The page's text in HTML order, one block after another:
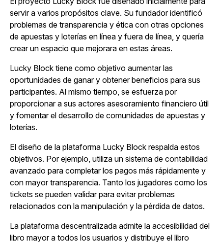
servir a varios propósitos clave. Su fundador identificó
problemas de transparencia y ética con otras opciones
de apuestas y loterías en línea y fuera de línea, y quería
crear un espacio que mejorara en estas áreas.
Lucky Block tiene como objetivo aumentar las
oportunidades de ganar y obtener beneficios para sus
participantes. Al mismo tiempo, se esfuerza por
proporcionar a sus actores asesoramiento financiero útil
y fomentar el desarrollo de comunidades de apuestas y
loterías.
El diseño de la plataforma Lucky Block respalda estos
objetivos. Por ejemplo, utiliza un sistema de contabilidad
avanzado para completar los pagos más rápidamente y
con mayor transparencia. Tanto los jugadores como los
tickets se pueden validar para evitar problemas
relacionados con la manipulación y la pérdida de datos.
La plataforma descentralizada admite la accesibilidad del
libro mayor a todos los usuarios y distribuye el libro